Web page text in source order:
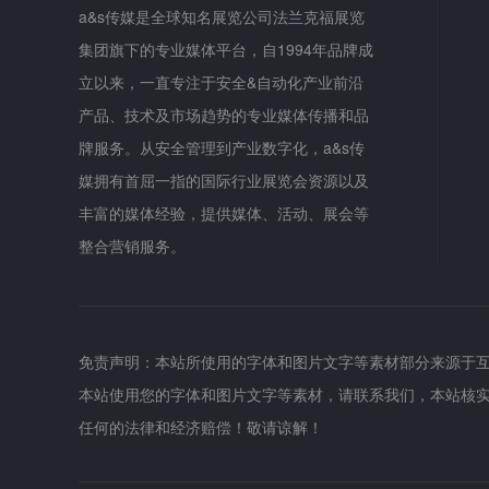
a&s传媒是全球知名展览公司法兰克福展览
集团旗下的专业媒体平台，自1994年品牌成
立以来，一直专注于安全&自动化产业前沿
产品、技术及市场趋势的专业媒体传播和品
牌服务。从安全管理到产业数字化，a&s传
媒拥有首屈一指的国际行业展览会资源以及
丰富的媒体经验，提供媒体、活动、展会等
整合营销服务。
免责声明：本站所使用的字体和图片文字等素材部分来源
本站使用您的字体和图片文字等素材，请联系我们，本站
任何的法律和经济赔偿！敬请谅解！